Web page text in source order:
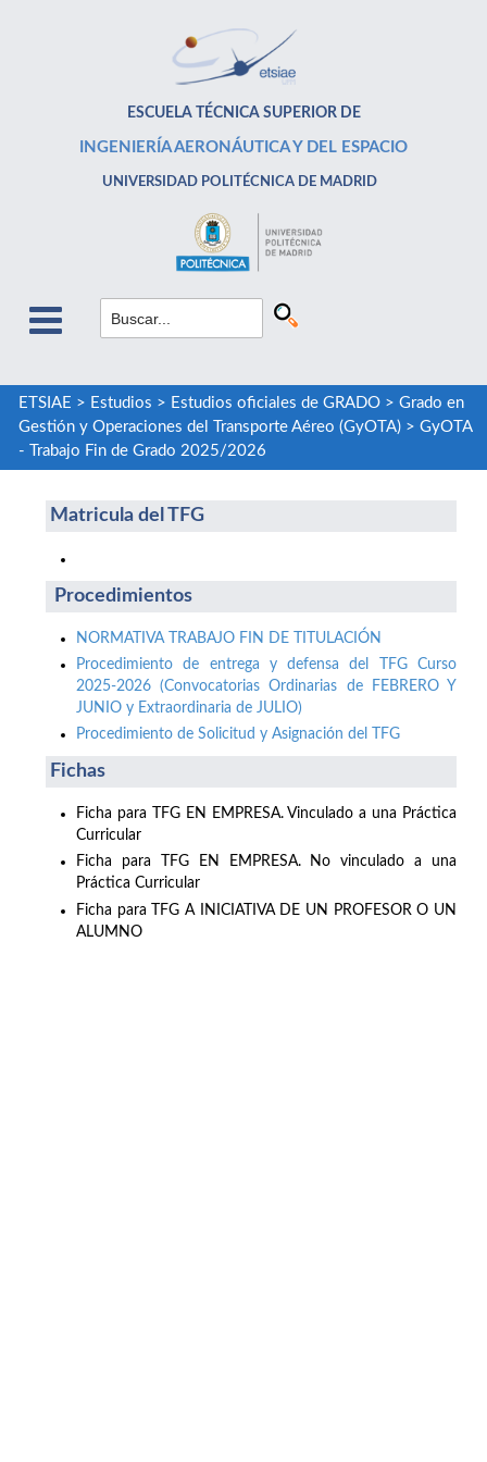
ESCUELA TÉCNICA SUPERIOR DE
INGENIERÍA AERONÁUTICA Y DEL ESPACIO
UNIVERSIDAD POLITÉCNICA DE MADRID
ETSIAE > Estudios > Estudios oficiales de GRADO> Grado en
Gestión y Operaciones del Transporte Aéreo (GyOTA)> GyOTA
- Trabajo Fin de Grado 2025/2026
Matricula del TFG
Procedimientos
NORMATIVA TRABAJO FIN DE TITULACIÓN
Procedimiento de entrega y defensa del TFG Curso
2025-2026 (Convocatorias Ordinarias de FEBRERO Y
JUNIO y Extraordinaria de JULIO)
Procedimiento de Solicitud y Asignación del TFG
Fichas
Ficha para TFG EN EMPRESA. Vinculado a una Práctica
Curricular
Ficha para TFG EN EMPRESA. No vinculado a una
Práctica Curricular
Ficha para TFG A INICIATIVA DE UN PROFESOR O UN
ALUMNO